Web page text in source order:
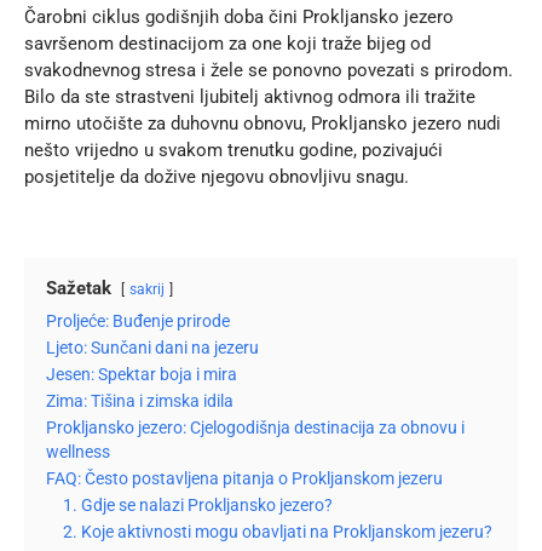
Čarobni ciklus godišnjih doba čini Prokljansko jezero
savršenom destinacijom za one koji traže bijeg od
svakodnevnog stresa i žele se ponovno povezati s prirodom.
Bilo da ste strastveni ljubitelj aktivnog odmora ili tražite
mirno utočište za duhovnu obnovu, Prokljansko jezero nudi
nešto vrijedno u svakom trenutku godine, pozivajući
posjetitelje da dožive njegovu obnovljivu snagu.
Sažetak sakrij
Proljeće: Buđenje prirode
Ljeto: Sunčani dani na jezeru
Jesen: Spektar boja i mira
Zima: Tišina i zimska idila
Prokljansko jezero: Cjelogodišnja destinacija za obnovu i
wellness
FAQ: Često postavljena pitanja o Prokljanskom jezeru
1. Gdje se nalazi Prokljansko jezero?
2. Koje aktivnosti mogu obavljati na Prokljanskom jezeru?